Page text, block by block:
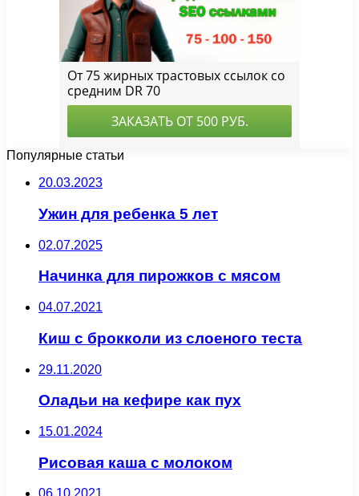
Популярные статьи
20.03.2023
Ужин для ребенка 5 лет
02.07.2025
Начинка для пирожков с мясом
04.07.2021
Киш с брокколи из слоеного теста
29.11.2020
Оладьи на кефире как пух
15.01.2024
Рисовая каша с молоком